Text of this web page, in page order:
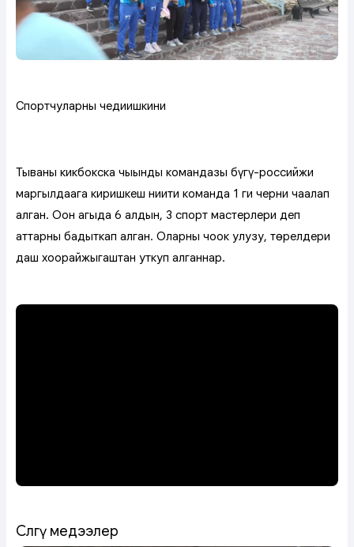
Спортчуларның чедиишкини
Тываның кикбокска чыынды командазы бүгү-российжи
маргылдаага киришкеш ниити команда 1 ги черни чаалап
алган. Оон аңгыда 6 алдын, 3 спорт мастерлери деп
аттарны бадыткап алган. Оларны чоок улузу, төрелдери
даш хоорайжыгаштан уткуп алганнар.
Сөөлгү медээлер